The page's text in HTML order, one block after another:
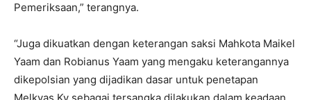
Pemeriksaan,” terangnya.
“Juga dikuatkan dengan keterangan saksi Mahkota Maikel
Yaam dan Robianus Yaam yang mengaku keterangannya
dikepolsian yang dijadikan dasar untuk penetapan